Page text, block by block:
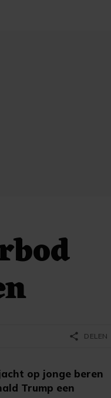
op jonge beren
Trump een
share DELEN